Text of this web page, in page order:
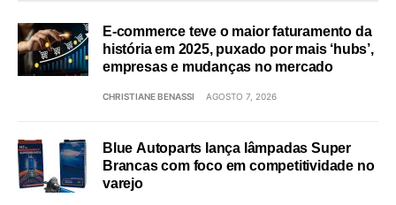
E-commerce teve o maior faturamento da
história em 2025, puxado por mais ‘hubs’,
empresas e mudanças no mercado
CHRISTIANE BENASSI AGOSTO 7, 2026
Blue Autoparts lança lâmpadas Super
Brancas com foco em competitividade no
varejo